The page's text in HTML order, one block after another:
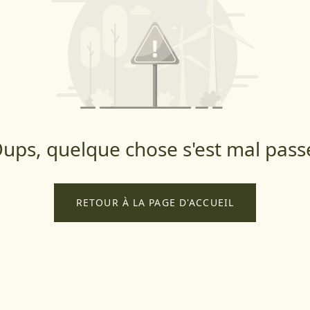
quelque chose s'est mal
RETOUR À LA PAGE D'ACCUEIL